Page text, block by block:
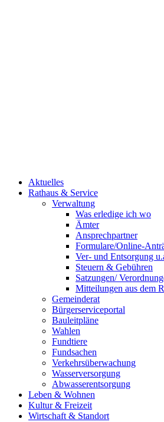
Aktuelles
Rathaus & Service
Verwaltung
Was erledige ich wo
Ämter
Ansprechpartner
Formulare/Online-
Ver- und Entsorgung
Steuern & Gebühren
Satzungen/
Mitteilungen aus dem
Gemeinderat
Bürgerserviceportal
Bauleitpläne
Wahlen
Fundtiere
Fundsachen
Verkehrsüberwachung
Wasserversorgung
Abwasserentsorgung
Leben & Wohnen
Kultur & Freizeit
Wirtschaft & Standort